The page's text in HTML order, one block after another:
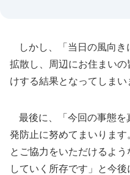
しかし、「当日の風向き
拡散し、周辺にお住まい
けする結果となってしまい
最後に、「今回の事態を
発防止に努めてまいりま
とご協力をいただけるよ
していく所存です」と今後